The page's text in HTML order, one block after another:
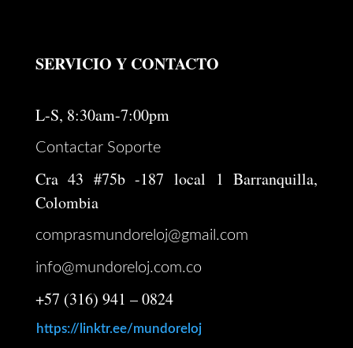
SERVICIO Y CONTACTO
L-S, 8:30am-7:00pm
Contactar Soporte
Cra 43 #75b -187 local 1 Barranquilla,
Colombia
comprasmundoreloj@gmail.com
info@mundoreloj.com.co
+57 (316) 941 – 0824
https://linktr.ee/mundoreloj